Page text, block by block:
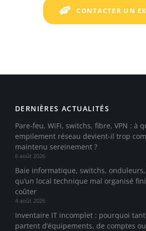
CONTACTER UN
DERNIÈRES ACTUALITÉS
Pare-feu, WiFi, switchs, fibre, VPN : à
empilement réseau devient-il trop
maintenu sereinement ?
6 août 2026
Baie informatique, switchs,
qu’un local technique mal organisé
coûter
4 août 2026
Inventaire IT incomplet : pourquoi tant
partent d’équipements, de comptes